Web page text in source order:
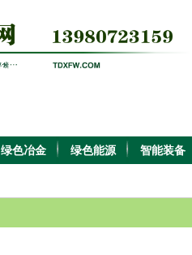
智能装备
绿色能源
绿色冶金